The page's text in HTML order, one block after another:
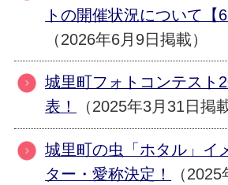
トの開催状況について【6
（2026年6月9日掲載）
城里町フォトコンテスト
表！
（2025年3月31日掲
城里町の虫「ホタル」イ
ター・愛称決定！
（